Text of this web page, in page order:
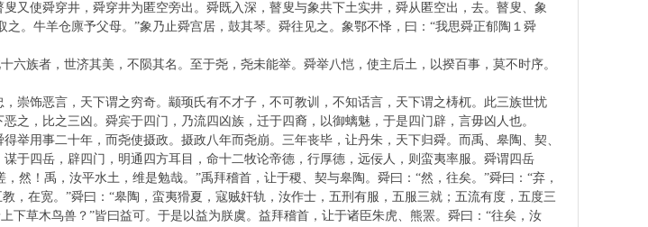
又使舜穿井，舜穿井为匿空旁出。舜既入深，瞽叟与象共下土实井，舜从匿空出，去。瞽叟、象
。牛羊仓廪予父母。”象乃止舜宫居，鼓其琴。舜往见之。象鄂不怿，曰：“我思舜正郁陶１舜
族者，世济其美，不陨其名。至于尧，尧未能举。舜举八恺，使主后土，以揆百事，莫不时序。
崇饰恶言，天下谓之穷奇。颛顼氏有不才子，不可教训，不知话言，天下谓之梼杌。此三族世忧
之，比之三凶。舜宾于四门，乃流四凶族，迁于四裔，以御螭魅，于是四门辟，言毋凶人也。
用事二十年，而尧使摄政。摄政八年而尧崩。三年丧毕，让丹朱，天下归舜。而禹、皋陶、契、
于四岳，辟四门，明通四方耳目，命十二牧论帝德，行厚德，远佞人，则蛮夷率服。舜谓四岳
然！禹，汝平水土，维是勉哉。”禹拜稽首，让于稷、契与皋陶。舜曰：“然，往矣。”舜曰：“弃，
，在宽。”舜曰：“皋陶，蛮夷猾夏，寇贼奸轨，汝作士，五刑有服，五服三就；五流有度，五度三
下草木鸟兽？”皆曰益可。于是以益为朕虞。益拜稽首，让于诸臣朱虎、熊罴。舜曰：“往矣，汝